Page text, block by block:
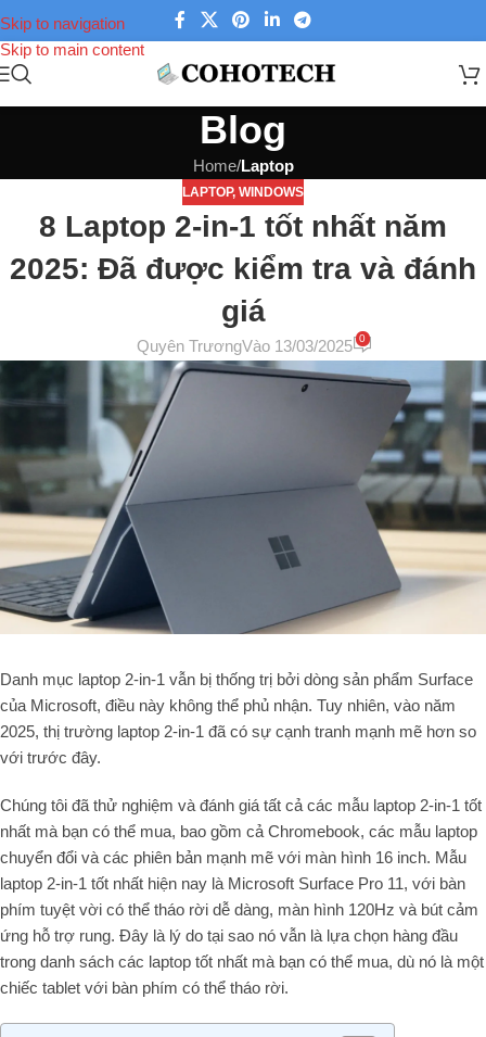
Skip to navigation
Skip to main content
Blog
Home/Laptop
LAPTOP, WINDOWS
8 Laptop 2-in-1 tốt nhất năm
2025: Đã được kiểm tra và đánh
giá
Quyên TrươngVào 13/03/2025 0
Danh mục laptop 2-in-1 vẫn bị thống trị bởi dòng sản phẩm Surface
của Microsoft, điều này không thể phủ nhận. Tuy nhiên, vào năm
2025, thị trường laptop 2-in-1 đã có sự cạnh tranh mạnh mẽ hơn so
với trước đây.
Chúng tôi đã thử nghiệm và đánh giá tất cả các mẫu laptop 2-in-1 tốt
nhất mà bạn có thể mua, bao gồm cả Chromebook, các mẫu laptop
chuyển đổi và các phiên bản mạnh mẽ với màn hình 16 inch. Mẫu
laptop 2-in-1 tốt nhất hiện nay là Microsoft Surface Pro 11, với bàn
phím tuyệt vời có thể tháo rời dễ dàng, màn hình 120Hz và bút cảm
ứng hỗ trợ rung. Đây là lý do tại sao nó vẫn là lựa chọn hàng đầu
trong danh sách các laptop tốt nhất mà bạn có thể mua, dù nó là một
chiếc tablet với bàn phím có thể tháo rời.